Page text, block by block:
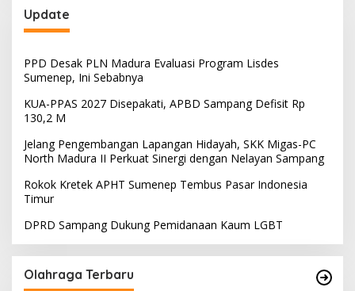
Update
PPD Desak PLN Madura Evaluasi Program Lisdes
Sumenep, Ini Sebabnya
KUA-PPAS 2027 Disepakati, APBD Sampang Defisit Rp
130,2 M
Jelang Pengembangan Lapangan Hidayah, SKK Migas-PC
North Madura II Perkuat Sinergi dengan Nelayan Sampang
Rokok Kretek APHT Sumenep Tembus Pasar Indonesia
Timur
DPRD Sampang Dukung Pemidanaan Kaum LGBT
Olahraga Terbaru